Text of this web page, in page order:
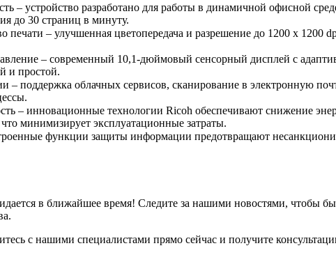
– устройство разработано для работы в динамичной офисной
до 30 страниц в минуту.
печати – улучшенная цветопередача и разрешение до 1200 x 1200
– современный 10,1-дюймовый сенсорный дисплей с
и простой.
– поддержка облачных сервисов, сканирование в электронную
– инновационные технологии Ricoh обеспечивают снижение
минимизирует эксплуатационные затраты.
функции защиты информации предотвращают
в ближайшее время! Следите за нашими новостями, чтобы
с нашими специалистами прямо сейчас и получите